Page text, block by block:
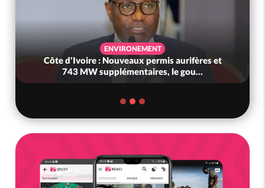
aurifères et
le gou...
Côte d'Ivoire : Hausse des
gouvernement avoue : «